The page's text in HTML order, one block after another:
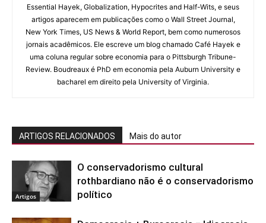
Essential Hayek, Globalization, Hypocrites and Half-Wits, e seus
artigos aparecem em publicações como o Wall Street Journal,
New York Times, US News & World Report, bem como numerosos
jornais acadêmicos. Ele escreve um blog chamado Café Hayek e
uma coluna regular sobre economia para o Pittsburgh Tribune-
Review. Boudreaux é PhD em economia pela Auburn University e
bacharel em direito pela University of Virginia.
ARTIGOS RELACIONADOS Mais do autor
Artigos
O conservadorismo cultural
rothbardiano não é o conservadorismo
político